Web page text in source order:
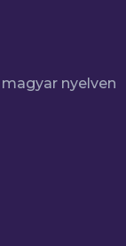
nyelven